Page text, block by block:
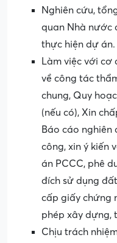
Nghiên cứu,
quan Nhà nước
thực hiện dự án.
Làm việc với cơ
về công tác
chung, Quy
(nếu có), Xin
Báo cáo nghiên
công, xin ý kiến
án PCCC, phê
đích sử dụng
cấp giấy chứng
phép xây dựng,
Chịu trách